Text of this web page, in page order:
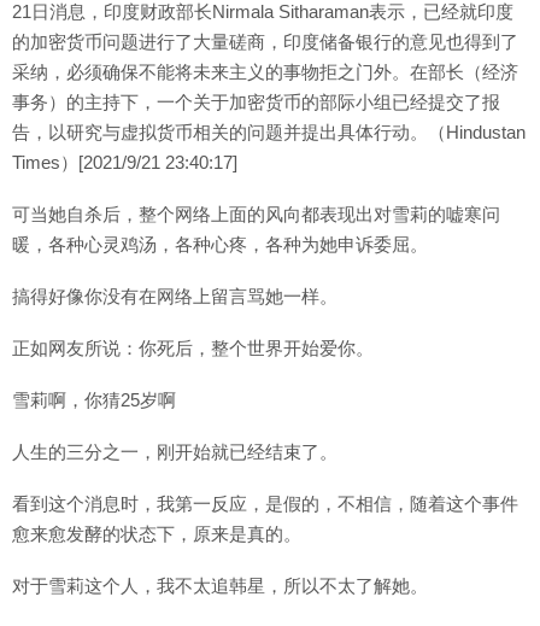
21日消息，印度财政部长Nirmala Sitharaman表示，已经就印度
的加密货币问题进行了大量磋商，印度储备银行的意见也得到了
采纳，必须确保不能将未来主义的事物拒之门外。在部长（经济
事务）的主持下，一个关于加密货币的部际小组已经提交了报
告，以研究与虚拟货币相关的问题并提出具体行动。（Hindustan
Times）[2021/9/21 23:40:17]
可当她自杀后，整个网络上面的风向都表现出对雪莉的嘘寒问
暖，各种心灵鸡汤，各种心疼，各种为她申诉委屈。
搞得好像你没有在网络上留言骂她一样。
正如网友所说：你死后，整个世界开始爱你。
雪莉啊，你猜25岁啊
人生的三分之一，刚开始就已经结束了。
看到这个消息时，我第一反应，是假的，不相信，随着这个事件
愈来愈发酵的状态下，原来是真的。
对于雪莉这个人，我不太追韩星，所以不太了解她。